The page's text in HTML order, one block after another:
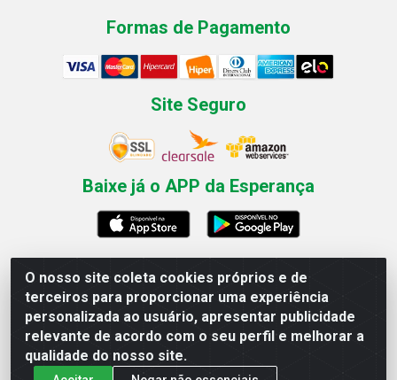
O nosso site coleta cookies próprios e de
terceiros para proporcionar uma experiência
personalizada ao usuário, apresentar publicidade
relevante de acordo com o seu perfil e melhorar a
qualidade do nosso site.
Formas de Pagamento
Site Seguro
Baixe já o APP da Esperança
Esperança Nordeste - Rua Professor Caldas Filho, 291 -
Estância - Recife / PE CEP: 50771-335 - CNPJ
03.666.136/0001-23